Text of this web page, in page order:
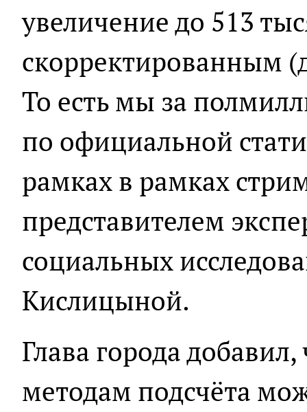
увеличение до 513
скорректированным
То есть мы за
по официальной
рамках в рамках
представителем
социальных
Кислицыной.
Глава города
методам подсчёта